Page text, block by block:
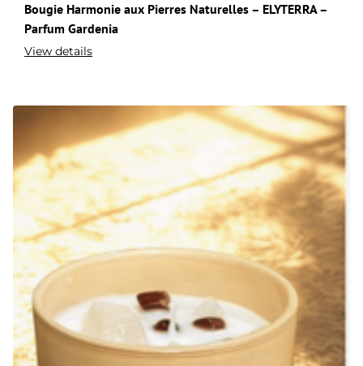
Bougie Harmonie aux Pierres Naturelles – ELYTERRA –
Parfum Gardenia
View details